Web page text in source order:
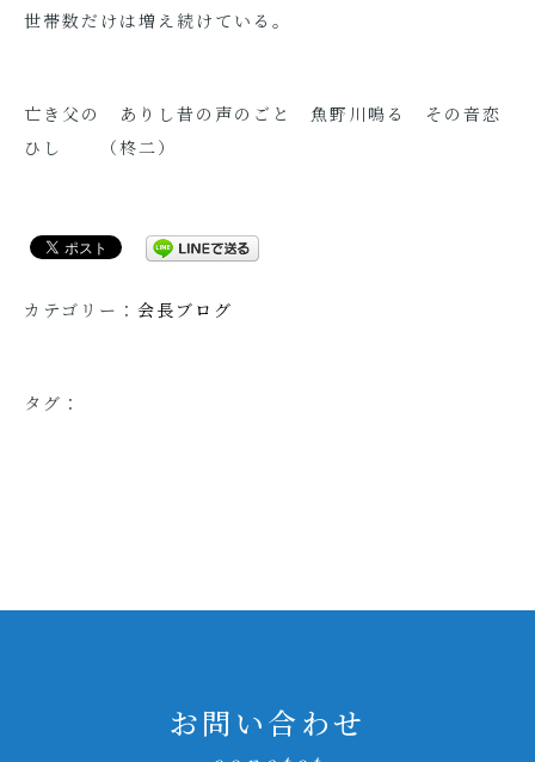
世帯数だけは増え続けている。
亡き父の ありし昔の声のごと 魚野川鳴る その音恋
ひし （柊二）
カテゴリー： 会長ブログ
タグ：
お問い合わせ